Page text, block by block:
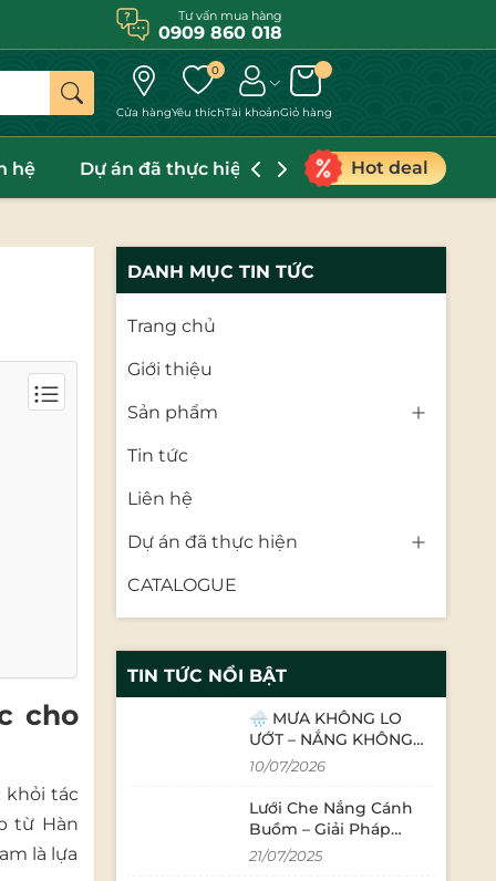
Tư vấn mua hàng
0909 860 018
Cửa hàng
0
Yêu thíchTài khoảnGiỏ hàng
hệ Dự án đã thực hiện CATALOGUE
Hot deal
cho
khỏi tác
từ Hàn
là lựa
DANH MỤC TIN TỨC
Trang chủ
Giới thiệu
Sản phẩm
Tin tức
Liên hệ
Dự án đã thực hiện
CATALOGUE
TIN TỨC NỔI BẬT
🌧️ MƯA KHÔNG LO
ƯỚT – NẮNG KHÔNG
LO GẮT! ☀️
10/07/2026
Lưới Che Nắng Cánh
Buồm – Giải Pháp
Thẩm Mỹ Và Tiện Ích
21/07/2025